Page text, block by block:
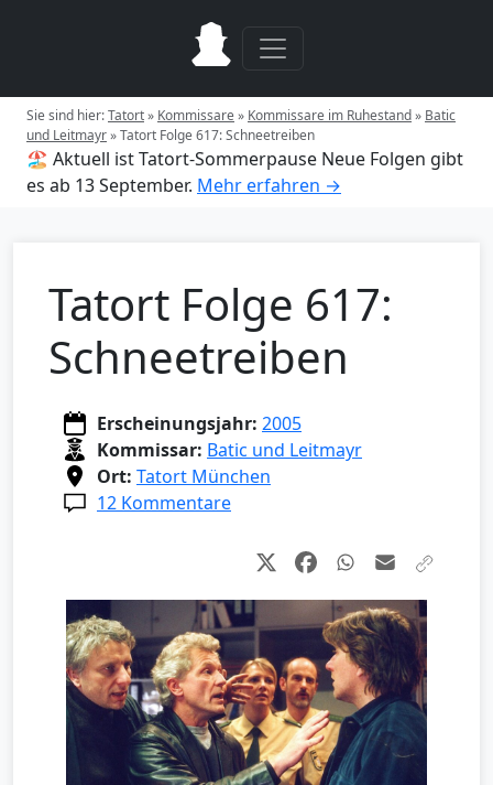
Sie sind hier:Tatort» Kommissare» Kommissare im Ruhestand» Batic
und Leitmayr»Tatort Folge 617: Schneetreiben
🏖️ Aktuell ist Tatort-Sommerpause Neue Folgen gibt
es ab 13 September. Mehr erfahren →
Tatort Folge 617:
Schneetreiben
Erscheinungsjahr: 2005
Kommissar: Batic und Leitmayr
Ort: Tatort München
12 Kommentare